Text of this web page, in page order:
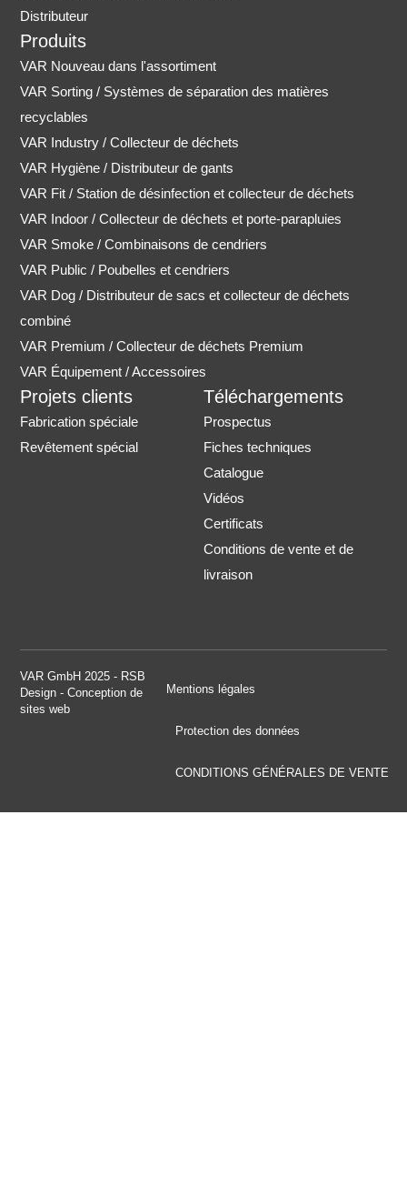
Distributeur
Produits
VAR Nouveau dans l'assortiment
VAR Sorting / Systèmes de séparation des matières
recyclables
VAR Industry / Collecteur de déchets
VAR Hygiène / Distributeur de gants
VAR Fit / Station de désinfection et collecteur de déchets
VAR Indoor / Collecteur de déchets et porte-parapluies
VAR Smoke / Combinaisons de cendriers
VAR Public / Poubelles et cendriers
VAR Dog / Distributeur de sacs et collecteur de déchets
combiné
VAR Premium / Collecteur de déchets Premium
VAR Équipement / Accessoires
Projets clients
Fabrication spéciale
Revêtement spécial
Téléchargements
Prospectus
Fiches techniques
Catalogue
Vidéos
Certificats
Conditions de vente et de
livraison
VAR GmbH 2025 - RSB
Design - Conception de
sites web
Mentions légales
Protection des données
CONDITIONS GÉNÉRALES DE VENTE